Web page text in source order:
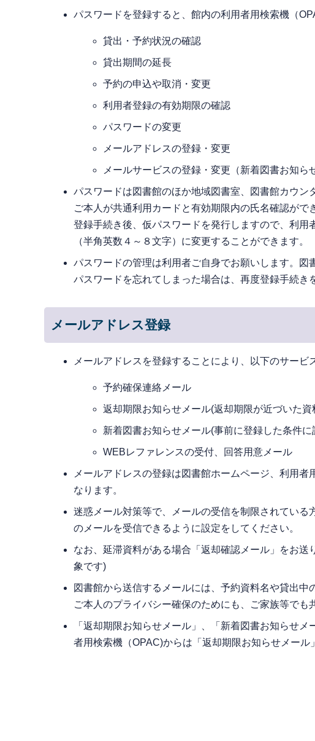
パスワードを登録すると、館内の利用者用検索機（
貸出・予約状況の確認
貸出期間の延長
予約の申込や取消・変更
利用者登録の有効期限の確認
パスワードの変更
メールアドレスの登録・変更
メールサービスの登録・変更（新着図書お知ら
パスワードは図書館のほか地域図書室、図書館カウン
ご本人が共通利用カードと有効期限内の氏名確認がで
登録手続き後、仮パスワードを発行しますので、利
（半角英数４～８文字）に変更することができます。
パスワードの管理は利用者ご自身でお願いします。図
パスワードを忘れてしまった場合は、再度登録手続き
メールアドレス登録
メールアドレスを登録することにより、以下のサービ
予約確保連絡メール
返却期限お知らせメール(返却期限が近づいた
新着図書お知らせメール(事前に登録した条件
WEBレファレンスの受付、回答用意メール
メールアドレスの登録は図書館ホームページ、利用
なります。
迷惑メール対策等で、メールの受信を制限されてい
のメールを受信できるように設定をしてください。
なお、延滞資料がある場合「返却確認メール」をお
象です)
図書館から送信するメールには、予約資料名や貸出中
ご本人のプライバシー確保のためにも、ご家族等でも
「返却期限お知らせメール」、「新着図書お知らせ
者用検索機（OPAC)からは「返却期限お知らせメー